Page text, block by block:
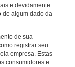
e devidamente
de algum dado da
de sua
registrar seu
empresa. Estas
consumidores e